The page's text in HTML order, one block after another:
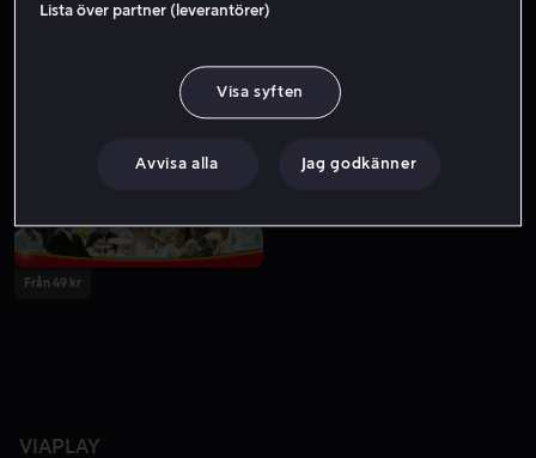
Från 49 kr
Från 49 kr
VIAPLAY
Lista över partner (leverantörer)
Visa syften
Avvisa alla Jag godkänner